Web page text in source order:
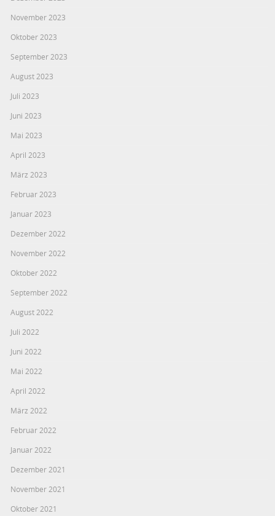
November 2023
Oktober 2023
September 2023
August 2023
Juli 2023
Juni 2023
Mai 2023
April 2023
März 2023
Februar 2023
Januar 2023
Dezember 2022
November 2022
Oktober 2022
September 2022
August 2022
Juli 2022
Juni 2022
Mai 2022
April 2022
März 2022
Februar 2022
Januar 2022
Dezember 2021
November 2021
Oktober 2021